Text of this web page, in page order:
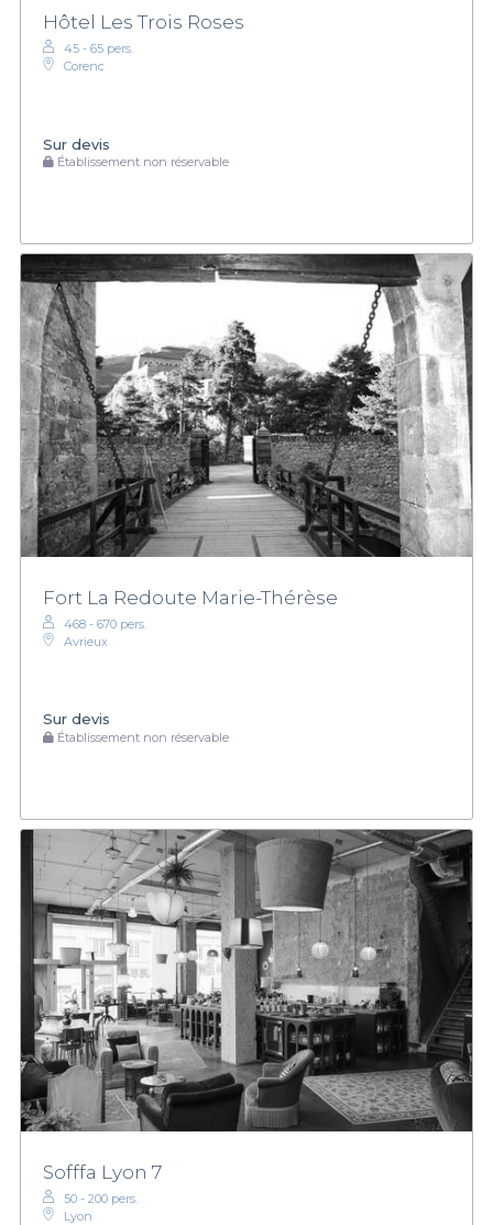
Hôtel Les Trois Roses
45 - 65 pers.
Corenc
Sur devis
Établissement non réservable
Fort La Redoute Marie-Thérèse
468 - 670 pers.
Avrieux
Sur devis
Établissement non réservable
Sofffa Lyon 7
50 - 200 pers.
Lyon